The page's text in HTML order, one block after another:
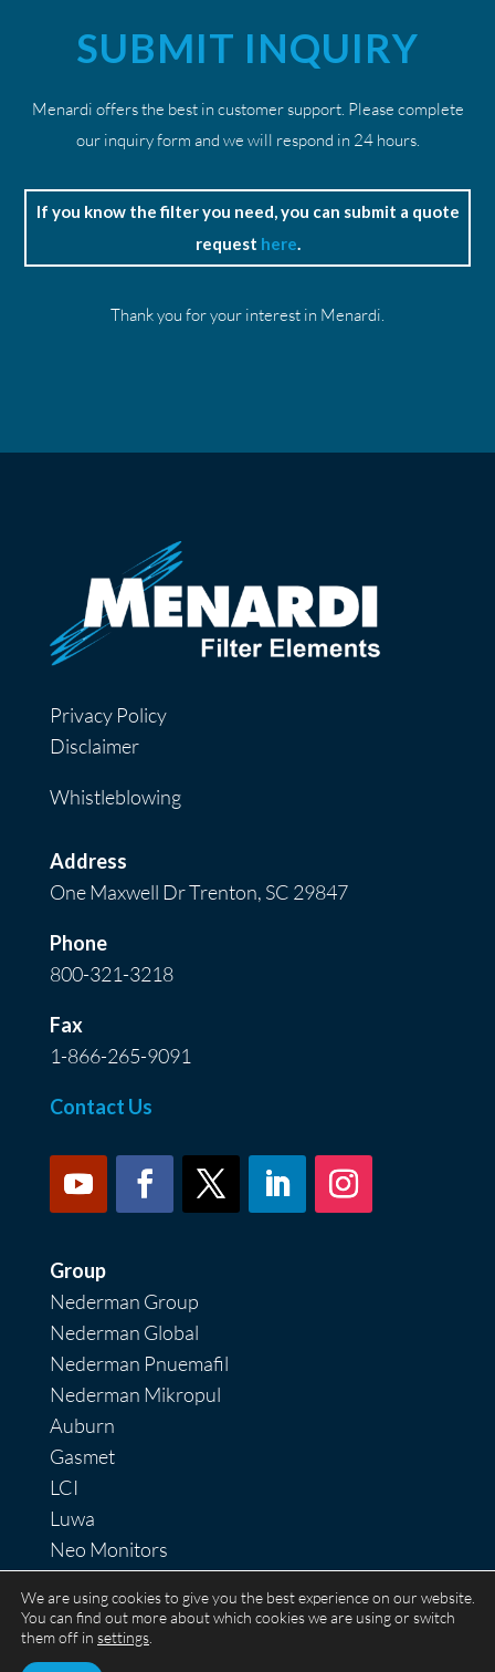
SUBMIT INQUIRY
Menardi offers the best in customer support. Please complete
our inquiry form and we will respond in 24 hours.
If you know the filter you need, you can submit a quote
request here.
Thank you for your interest in Menardi.
Privacy Policy
Disclaimer
Whistleblowing
Address
One Maxwell Dr Trenton, SC 29847
Phone
800-321-3218
Fax
1-866-265-9091
Contact Us
Group
Nederman Group
Nederman Global
Nederman Pnuemafil
Nederman Mikropul
Auburn
Gasmet
LCI
Luwa
Neo Monitors
RoboVent
We are using cookies to give you the best experience on our website.
You can find out more about which cookies we are using or switch
them off in settings